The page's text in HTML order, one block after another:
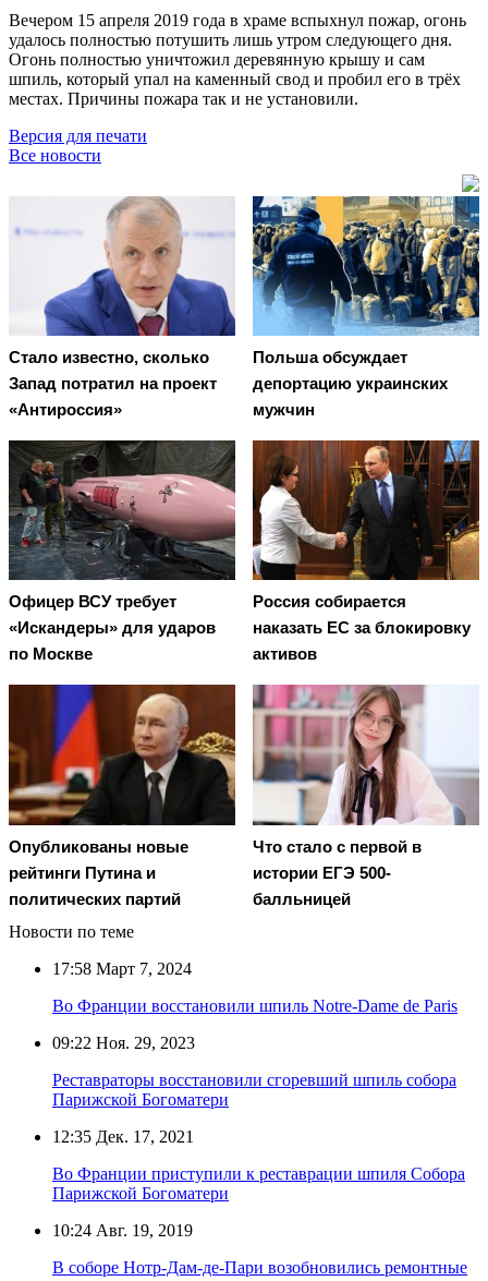
Вечером 15 апреля 2019 года в храме вспыхнул пожар, огонь
удалось полностью потушить лишь утром следующего дня.
Огонь полностью уничтожил деревянную крышу и сам
шпиль, который упал на каменный свод и пробил его в трёх
местах. Причины пожара так и не установили.
Версия для печати
Все новости
Стало известно, сколько
Запад потратил на проект
«Антироссия»
Польша обсуждает
депортацию украинских
мужчин
Офицер ВСУ требует
«Искандеры» для ударов
по Москве
Россия собирается
наказать EC за блокировку
активов
Опубликованы новые
рейтинги Путина и
политических партий
Что стало с первой в
истории ЕГЭ 500-
балльницей
Новости по теме
17:58 Март 7, 2024
Во Франции восстановили шпиль Notre-Dame de Paris
09:22 Ноя. 29, 2023
Реставраторы восстановили сгоревший шпиль собора
Парижской Богоматери
12:35 Дек. 17, 2021
Во Франции приступили к реставрации шпиля Собора
Парижской Богоматери
10:24 Авг. 19, 2019
В соборе Нотр-Дам-де-Пари возобновились ремонтные